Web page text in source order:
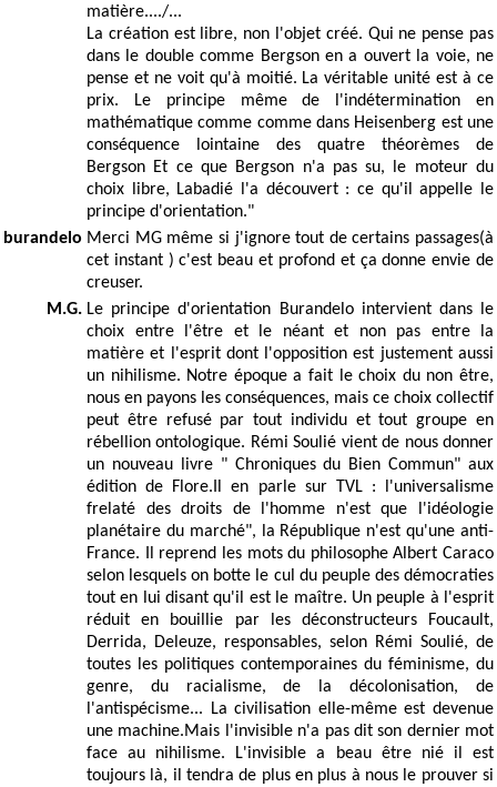
matière..../...
La création est libre, non l'objet créé. Qui ne pense pas
dans le double comme Bergson en a ouvert la voie, ne
pense et ne voit qu'à moitié. La véritable unité est à ce
prix. Le principe même de l'indétermination en
mathématique comme comme dans Heisenberg est une
conséquence lointaine des quatre théorèmes de
Bergson Et ce que Bergson n'a pas su, le moteur du
choix libre, Labadié l'a découvert : ce qu'il appelle le
principe d'orientation."
burandelo Merci MG même si j'ignore tout de certains passages(à
cet instant ) c'est beau et profond et ça donne envie de
creuser.
M.G. Le principe d'orientation Burandelo intervient dans le
choix entre l'être et le néant et non pas entre la
matière et l'esprit dont l'opposition est justement aussi
un nihilisme. Notre époque a fait le choix du non être,
nous en payons les conséquences, mais ce choix collectif
peut être refusé par tout individu et tout groupe en
rébellion ontologique. Rémi Soulié vient de nous donner
un nouveau livre " Chroniques du Bien Commun" aux
édition de Flore.Il en parle sur TVL : l'universalisme
frelaté des droits de l'homme n'est que l'idéologie
planétaire du marché", la République n'est qu'une anti-
France. Il reprend les mots du philosophe Albert Caraco
selon lesquels on botte le cul du peuple des démocraties
tout en lui disant qu'il est le maître. Un peuple à l'esprit
réduit en bouillie par les déconstructeurs Foucault,
Derrida, Deleuze, responsables, selon Rémi Soulié, de
toutes les politiques contemporaines du féminisme, du
genre, du racialisme, de la décolonisation, de
l'antispécisme... La civilisation elle-même est devenue
une machine.Mais l'invisible n'a pas dit son dernier mot
face au nihilisme. L'invisible a beau être nié il est
toujours là, il tendra de plus en plus à nous le prouver si